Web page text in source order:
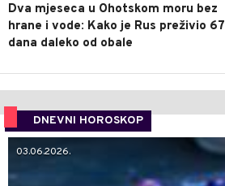
Dva mjeseca u Ohotskom moru bez
hrane i vode: Kako je Rus preživio 67
dana daleko od obale
DNEVNI HOROSKOP
03.06.2026.